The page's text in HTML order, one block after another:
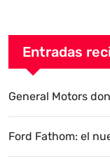
Entradas
General Motors
Ford Fathom: el